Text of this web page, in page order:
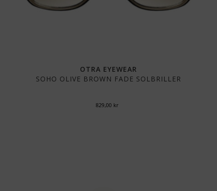
OTRA EYEWEAR
SOHO OLIVE BROWN FADE SOLBRILLER
829,00 kr